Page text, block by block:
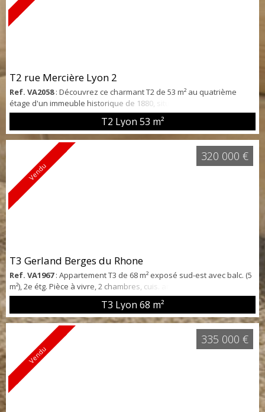
T2 rue Mercière Lyon 2
Ref. VA2058: Découvrez ce charmant T2 de 53 m² au quatrième
étage d'un immeuble historique de 1880, situé au cœur de la
presqu'île lyonnaise. 🌆 Ce bien bénéficie d'une luminosité
exceptionnelle grâce à son exposition sud-ouest et offre un cadre
de vie enchanteur dans l'une des rues les plus emblématiques de
Lyon.🔑 Idéal pour : Premier achat ou investissement locatif.💼 Ce
que vous gagnez : Un accès pr...
T2 Lyon 53 m²
Vendu
T3 Gerland Berges du Rhone
Ref. VA1967: Appartement T3 de 68 m² exposé sud-est avec balc. (5
m²), 2e étg. Pièce à vivre, 2 chambres, cuis. amén. Sde, wc. Cave et
pkg. Vue sur jardin.
T3 Lyon 68 m²
320 000 €
Vendu
335 000 €